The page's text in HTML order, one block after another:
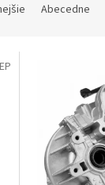
Abecedne